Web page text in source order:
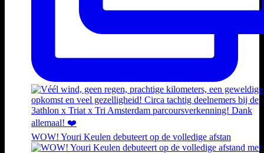
WOW! Youri Keulen debuteert op de volledige afstan